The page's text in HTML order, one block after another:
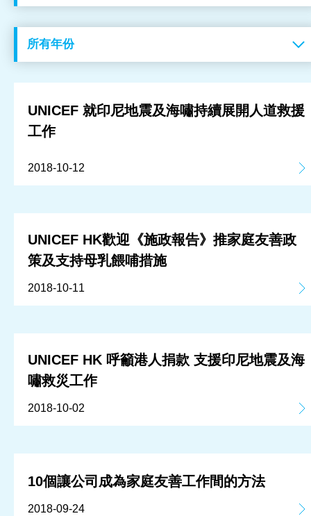
關於我們
訊息中心
最新消息
UNICEF 就印尼地震及海嘯持續展開人道救援
工作
2018-10-12
UNICEF HK歡迎《施政報告》推家庭友善政
策及支持母乳餵哺措施
2018-10-11
UNICEF HK 呼籲港人捐款 支援印尼地震及海
嘯救災工作
2018-10-02
10個讓公司成為家庭友善工作間的方法
2018-09-24